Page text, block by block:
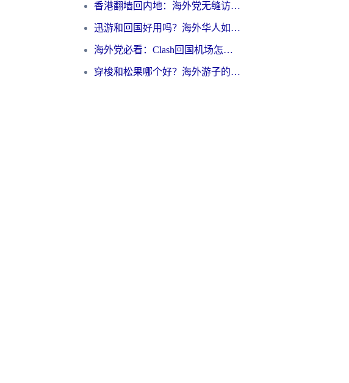
香港翻墙回内地：海外党无缝访问国内资源的加速器选择全攻略
迅游和回国好用吗？海外华人如何选择靠谱的回国加速器
海外党必看：Clash回国机场怎么选？一篇搞定无缝访问国内资源的全攻略
穿梭和松果哪个好？海外游子的数字归乡路，到底该怎么选